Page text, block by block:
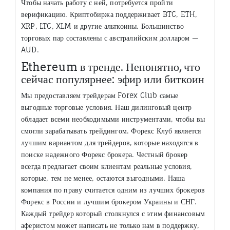
Чтобы начать работу с ней, потребуется пройти
верификацию. Криптобиржа поддерживает BTC, ETH,
XRP, LTC, XLM и другие альткоины. Большинство
торговых пар составлены с австралийским долларом —
AUD.
Ethereum в тренде. Непонятно, что
сейчас популярнее: эфир или биткоин
Мы предоставляем трейдерам Forex Club самые
выгодные торговые условия. Наш дилинговый центр
обладает всеми необходимыми инструментами, чтобы вы
смогли зарабатывать трейдингом. Форекс Клуб является
лучшим вариантом для трейдеров, которые находятся в
поиске надежного Форекс брокера. Честный брокер
всегда предлагает своим клиентам реальные условия,
которые, тем не менее, остаются выгодными. Наша
компания по праву считается одним из лучших брокеров
Форекс в России и лучшим брокером Украины и СНГ.
Каждый трейдер который столкнулся с этим финансовым
аферистом может написать не только нам в поддержку,